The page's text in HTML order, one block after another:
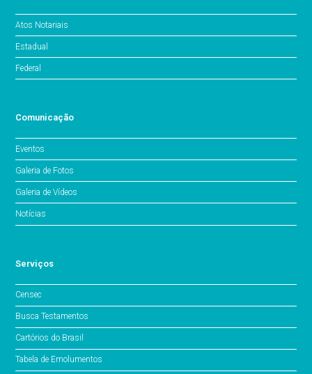
Atos Notariais
Estadual
Federal
Comunicação
Eventos
Galeria de Fotos
Galeria de Vídeos
Notícias
Serviços
Censec
Busca Testamentos
Cartórios do Brasil
Tabela de Emolumentos